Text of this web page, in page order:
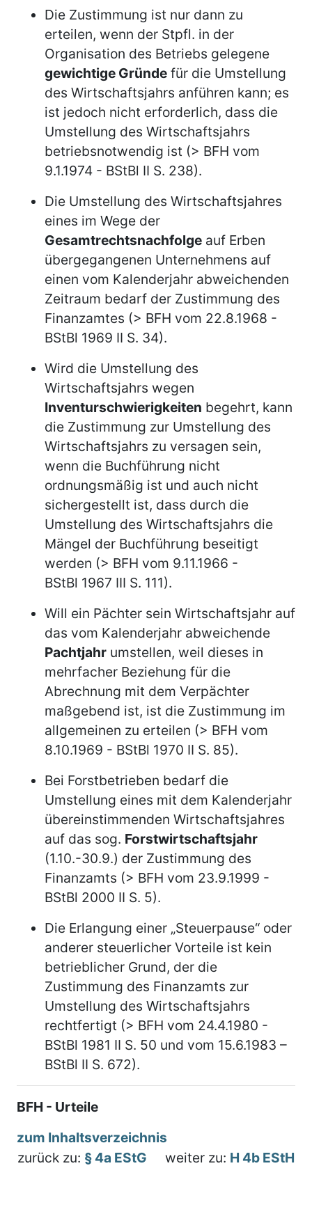
Die Zustimmung ist nur dann zu
erteilen, wenn der Stpfl. in der
Organisation des Betriebs gelegene
gewichtige Gründe für die Umstellung
des Wirtschaftsjahrs anführen kann; es
ist jedoch nicht erforderlich, dass die
Umstellung des Wirtschaftsjahrs
betriebsnotwendig ist (> BFH vom
9.1.1974 - BStBl II S. 238).
Die Umstellung des Wirtschaftsjahres
eines im Wege der
Gesamtrechtsnachfolge auf Erben
übergegangenen Unternehmens auf
einen vom Kalenderjahr abweichenden
Zeitraum bedarf der Zustimmung des
Finanzamtes (> BFH vom 22.8.1968 -
BStBl 1969 II S. 34).
Wird die Umstellung des
Wirtschaftsjahrs wegen
Inventurschwierigkeiten begehrt, kann
die Zustimmung zur Umstellung des
Wirtschaftsjahrs zu versagen sein,
wenn die Buchführung nicht
ordnungsmäßig ist und auch nicht
sichergestellt ist, dass durch die
Umstellung des Wirtschaftsjahrs die
Mängel der Buchführung beseitigt
werden (> BFH vom 9.11.1966 -
BStBl 1967 III S. 111).
Will ein Pächter sein Wirtschaftsjahr auf
das vom Kalenderjahr abweichende
Pachtjahr umstellen, weil dieses in
mehrfacher Beziehung für die
Abrechnung mit dem Verpächter
maßgebend ist, ist die Zustimmung im
allgemeinen zu erteilen (> BFH vom
8.10.1969 - BStBl 1970 II S. 85).
Bei Forstbetrieben bedarf die
Umstellung eines mit dem Kalenderjahr
übereinstimmenden Wirtschaftsjahres
auf das sog. Forstwirtschaftsjahr
(1.10.-30.9.) der Zustimmung des
Finanzamts (> BFH vom 23.9.1999 -
BStBl 2000 II S. 5).
Die Erlangung einer „Steuerpause“ oder
anderer steuerlicher Vorteile ist kein
betrieblicher Grund, der die
Zustimmung des Finanzamts zur
Umstellung des Wirtschaftsjahrs
rechtfertigt (> BFH vom 24.4.1980 -
BStBl 1981 II S. 50 und vom 15.6.1983 –
BStBl II S. 672).
BFH - Urteile
zum Inhaltsverzeichnis
zurück zu: § 4a EStG weiter zu: H 4b EStH